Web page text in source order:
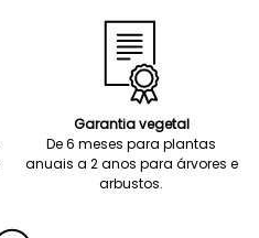
Garantia vegetal
De 6 meses para plantas
anuais a 2 anos para árvores e
arbustos.